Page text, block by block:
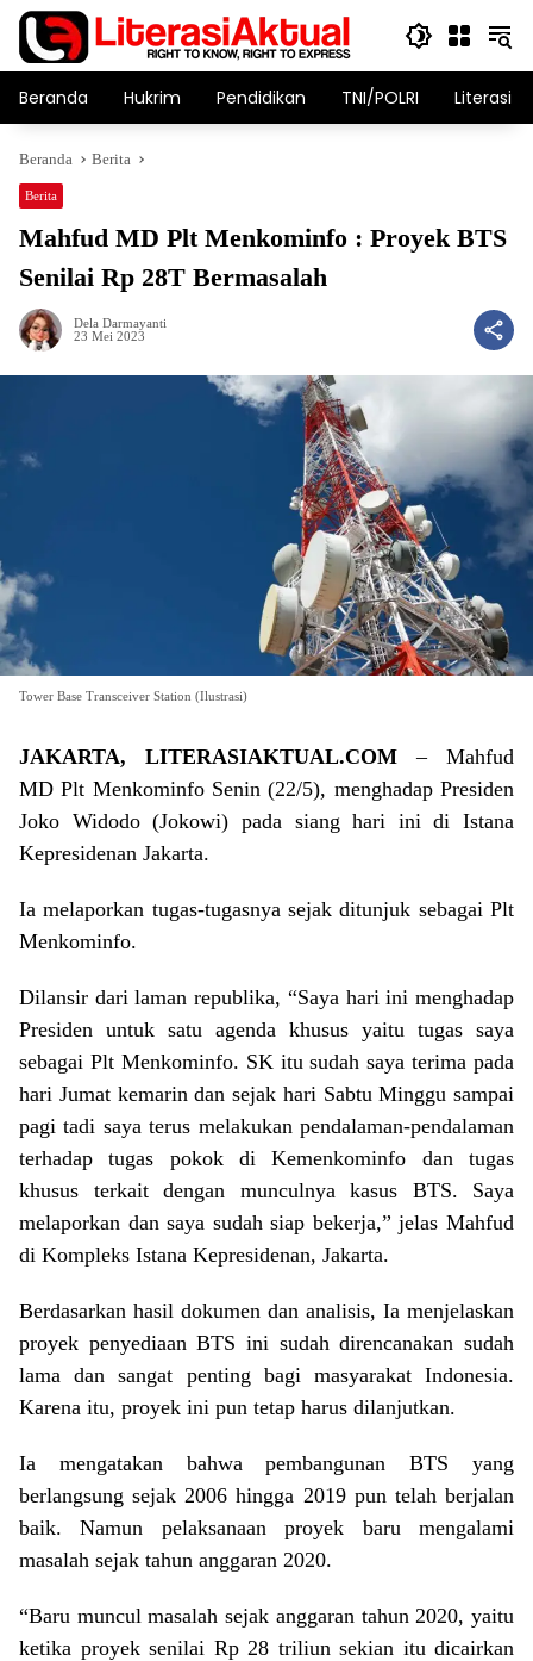
Langsung
konten
Beranda Hukrim Pendidikan TNI/POLRI Literasi
Beranda Berita
Berita
Mahfud MD Plt Menkominfo : Proyek BTS
Senilai Rp 28T Bermasalah
Dela Darmayanti
23 Mei 2023
Tower Base Transceiver Station (Ilustrasi)
JAKARTA, LITERASIAKTUAL.COM – Mahfud
MD Plt Menkominfo Senin (22/5), menghadap Presiden
Joko Widodo (Jokowi) pada siang hari ini di Istana
Kepresidenan Jakarta.
Ia melaporkan tugas-tugasnya sejak ditunjuk sebagai Plt
Menkominfo.
Dilansir dari laman republika, “Saya hari ini menghadap
Presiden untuk satu agenda khusus yaitu tugas saya
sebagai Plt Menkominfo. SK itu sudah saya terima pada
hari Jumat kemarin dan sejak hari Sabtu Minggu sampai
pagi tadi saya terus melakukan pendalaman-pendalaman
terhadap tugas pokok di Kemenkominfo dan tugas
khusus terkait dengan munculnya kasus BTS. Saya
melaporkan dan saya sudah siap bekerja,” jelas Mahfud
di Kompleks Istana Kepresidenan, Jakarta.
Berdasarkan hasil dokumen dan analisis, Ia menjelaskan
proyek penyediaan BTS ini sudah direncanakan sudah
lama dan sangat penting bagi masyarakat Indonesia.
Karena itu, proyek ini pun tetap harus dilanjutkan.
Ia mengatakan bahwa pembangunan BTS yang
berlangsung sejak 2006 hingga 2019 pun telah berjalan
baik. Namun pelaksanaan proyek baru mengalami
masalah sejak tahun anggaran 2020.
“Baru muncul masalah sejak anggaran tahun 2020, yaitu
ketika proyek senilai Rp 28 triliun sekian itu dicairkan